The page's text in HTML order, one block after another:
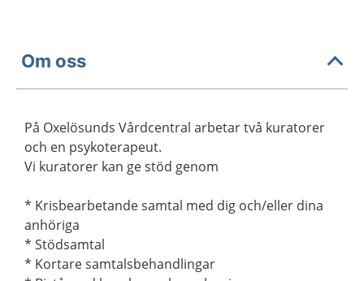
Om oss
På Oxelösunds Vårdcentral arbetar två kuratorer
och en psykoterapeut.
Vi kuratorer kan ge stöd genom
* Krisbearbetande samtal med dig och/eller dina
anhöriga
* Stödsamtal
* Kortare samtalsbehandlingar